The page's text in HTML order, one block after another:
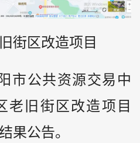
街区改造项目
市公共资源交易中
老旧街区改造项目
果公告。